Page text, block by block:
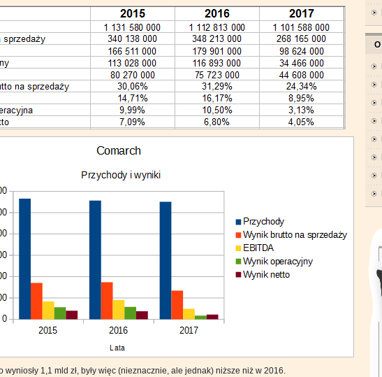
wyniosły 1,1 mld zł, były więc (nieznacznie, ale jednak) niższe niż w 2016.